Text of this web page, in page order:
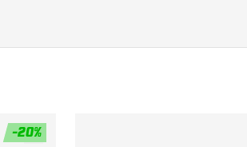
-20%
dodaj do listy życzeń